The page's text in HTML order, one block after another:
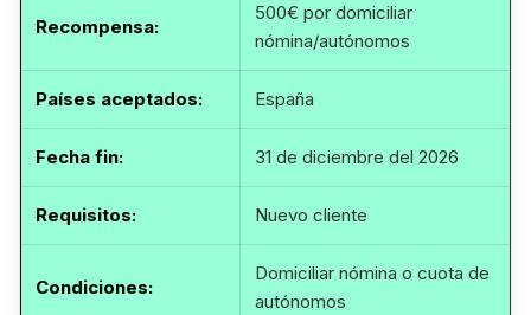
Recompensa:
500€ por domiciliar
nómina/autónomos
Países aceptados: España
Fecha fin: 31 de diciembre del 2026
Requisitos: Nuevo cliente
Condiciones:
Domiciliar nómina o cuota de
autónomos